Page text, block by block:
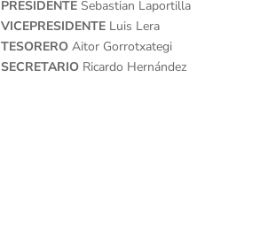
PRESIDENTE Sebastian Laportilla
VICEPRESIDENTE Luis Lera
TESOREROAitor Gorrotxategi
SECRETARIO Ricardo Hernández